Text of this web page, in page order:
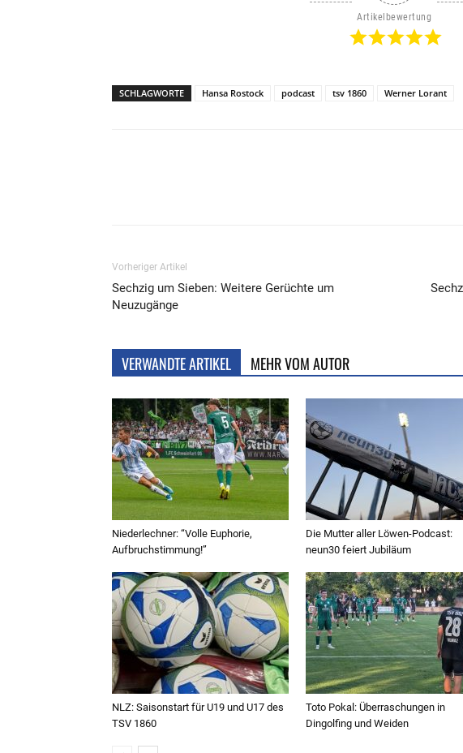
Artikelbewertung
SCHLAGWORTE Hansa Rostock podcast tsv 1860 Werner Lorant
Vorheriger Artikel
Sechzig um Sieben: Weitere Gerüchte um
Neuzugänge
VERWANDTE ARTIKEL MEHR VOM AUTOR
Niederlechner: “Volle Euphorie,
Aufbruchstimmung!”
Die Mutter aller Löwen-Podcast:
neun30 feiert Jubiläum
NLZ: Saisonstart für U19 und U17 des
TSV 1860
Toto Pokal: Überraschungen in
Dingolfing und Weiden